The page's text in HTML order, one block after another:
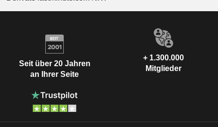
Seit über 20 Jahren
an Ihrer Seite
+ 1.300.000
Mitglieder